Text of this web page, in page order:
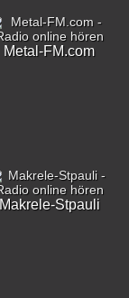
Metal-FM.com
Makrele-Stpauli